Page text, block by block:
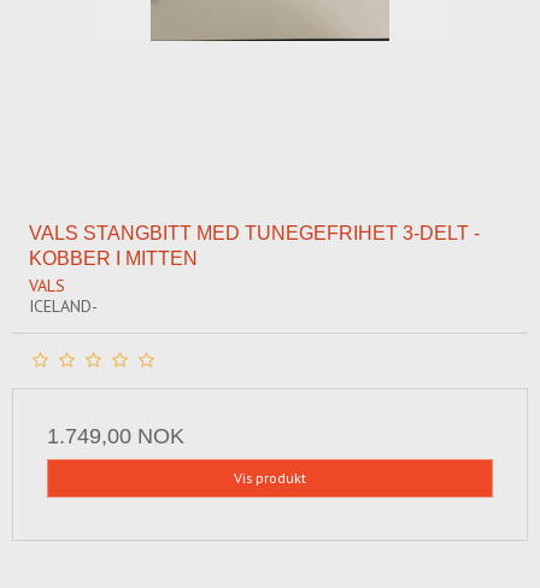
VALS STANGBITT MED TUNEGEFRIHET 3-DELT -
KOBBER I MITTEN
VALS
ICELAND-
1.749,00 NOK
Vis produkt